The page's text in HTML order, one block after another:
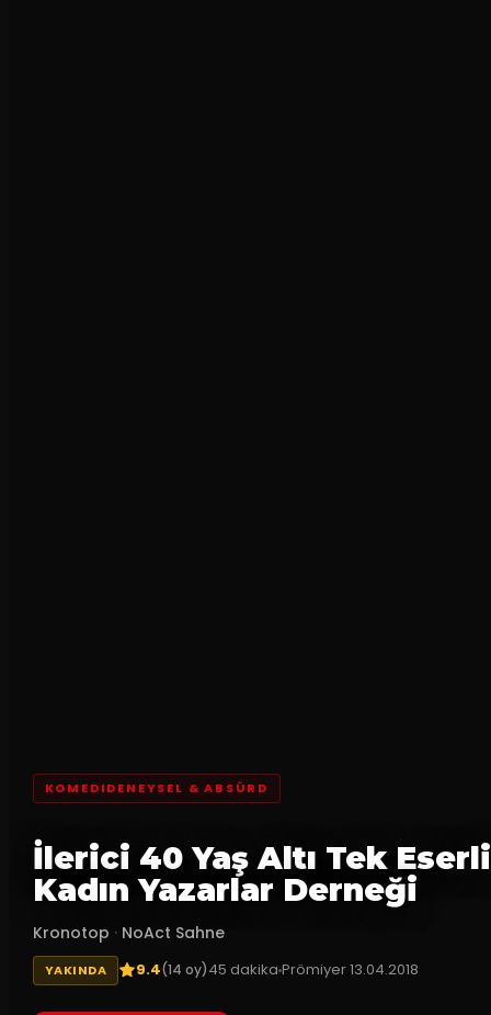
KOMEDIDENEYSEL & ABSÜRD
İlerici 40 Yaş Altı Tek Eserli
Kadın Yazarlar Derneği
Kronotop · NoAct Sahne
YAKINDA 9.4(14 oy)45 dakikaPrömiyer13.04.2018